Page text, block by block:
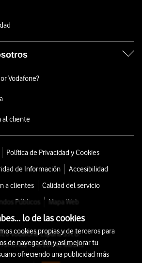
Vodafone?
al cliente
Política de Privacidad y Cookies
de Información
Accesibilidad
a clientes
Calidad del servicio
Públicos
Mapa Web
Vodafone España S.A.U.
América 115, 28042 Madrid
lo de las cookies
cookies propias y de terceros para
de navegación y así mejorar tu
ofreciendo una publicidad más